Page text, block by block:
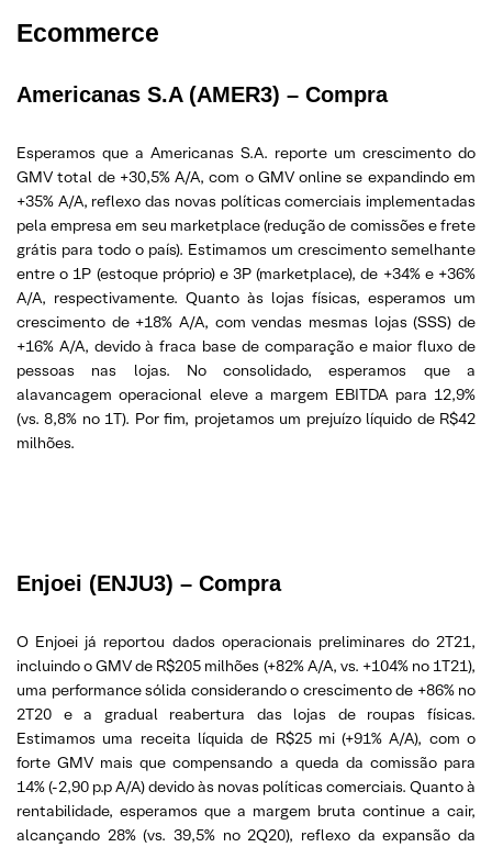
Ecommerce
Americanas S.A (AMER3) – Compra
Esperamos que a Americanas S.A. reporte um crescimento do
GMV total de +30,5% A/A, com o GMV online se expandindo em
+35% A/A, reflexo das novas políticas comerciais implementadas
pela empresa em seu marketplace (redução de comissões e frete
grátis para todo o país). Estimamos um crescimento semelhante
entre o 1P (estoque próprio) e 3P (marketplace), de +34% e +36%
A/A, respectivamente. Quanto às lojas físicas, esperamos um
crescimento de +18% A/A, com vendas mesmas lojas (SSS) de
+16% A/A, devido à fraca base de comparação e maior fluxo de
pessoas nas lojas. No consolidado, esperamos que a
alavancagem operacional eleve a margem EBITDA para 12,9%
(vs. 8,8% no 1T). Por fim, projetamos um prejuízo líquido de R$42
milhões.
Enjoei (ENJU3) – Compra
O Enjoei já reportou dados operacionais preliminares do 2T21,
incluindo o GMV de R$205 milhões (+82% A/A, vs. +104% no 1T21),
uma performance sólida considerando o crescimento de +86% no
2T20 e a gradual reabertura das lojas de roupas físicas.
Estimamos uma receita líquida de R$25 mi (+91% A/A), com o
forte GMV mais que compensando a queda da comissão para
14% (-2,90 p.p A/A) devido às novas políticas comerciais. Quanto à
rentabilidade, esperamos que a margem bruta continue a cair,
alcançando 28% (vs. 39,5% no 2Q20), reflexo da expansão da